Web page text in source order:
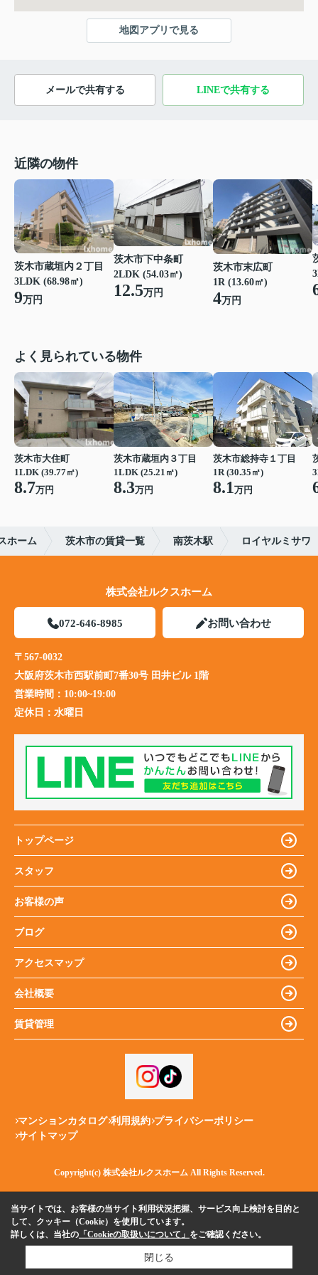
地図アプリで見る
メールで共有する LINEで共有する
近隣の物件
茨木市蔵垣内２丁目
3LDK (68.98㎡)
9万円
茨木市下中条町
2LDK (54.03㎡)
12.5万円
茨木市末広町
1R (13.60㎡)
4万円
よく見られている物件
茨木市大住町
1LDK (39.77㎡)
8.7万円
茨木市蔵垣内３丁目
1LDK (25.21㎡)
8.3万円
茨木市総持寺１丁目
1R (30.35㎡)
8.1万円
ホーム 茨木市の賃貸一覧 南茨木駅 ロイヤルミサワ
株式会社ルクスホーム
072-646-8985 お問い合わせ
〒567-0032
大阪府茨木市西駅前町7番30号 田井ビル 1階
営業時間： 10:00~19:00
定休日： 水曜日
トップページ
スタッフ
お客様の声
ブログ
アクセスマップ
会社概要
賃貸管理
マンションカタログ 利用規約 プライバシーポリシー
サイトマップ
Copyright(c) 株式会社ルクスホーム All Rights Reserved.
当サイトでは、お客様の当サイト利用状況把握、サービス向上検討を目的と
して、クッキー（Cookie）を使用しています。
詳しくは、当社の 「Cookieの取扱いについて」 をご確認ください。
閉じる